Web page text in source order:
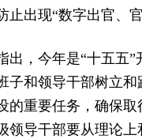
止出现“数字出官、
出，今年是“十五五
子和领导干部树立
的重要任务，确保
领导干部要从理论